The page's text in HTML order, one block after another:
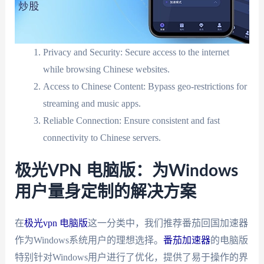
Privacy and Security: Secure access to the internet
while browsing Chinese websites.
Access to Chinese Content: Bypass geo-restrictions for
streaming and music apps.
Reliable Connection: Ensure consistent and fast
connectivity to Chinese servers.
极光VPN 电脑版：为Windows
用户量身定制的解决方案
在极光vpn 电脑版这一分类中，我们推荐番茄回国加速器
作为Windows系统用户的理想选择。 番茄加速器的电脑版
特别针对Windows用户进行了优化，提供了易于操作的界